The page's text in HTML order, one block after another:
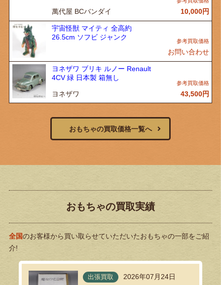
萬代屋 BCバンダイ 10,000円
宇宙怪獣 マイティ 全高約
26.5cm ソフビ ジャンク
お問い合わせ
ヨネザワ ブリキ ルノー Renault
4CV 緑 日本製 箱無し
ヨネザワ 43,500円
おもちゃの買取価格一覧へ
おもちゃの買取実績
全国のお客様から買い取らせていただいたおもちゃの一部をご紹
介!
出張買取
2026年07月24日